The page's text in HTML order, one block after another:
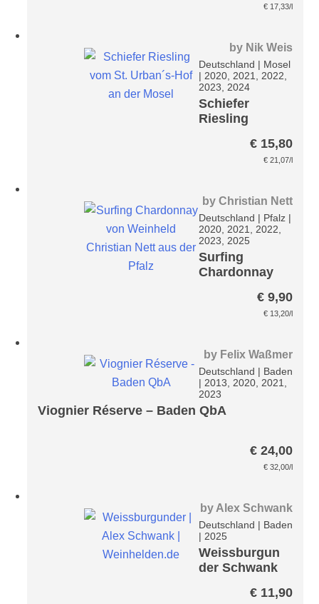
bis
€ 17,33/l
by Nik Weis
Deutschland | Mosel
|2020, 2021, 2022,
2023, 2024
Schiefer
Riesling
€ 15,80
€ 21,07/l
byChristian Nett
Deutschland | Pfalz |
2020, 2021, 2022,
2023, 2025
Surfing
Chardonnay
€ 9,90
€ 13,20/l
by Felix Waßmer
Deutschland | Baden
|2013, 2020, 2021,
2023
Viognier Réserve – Baden QbA
€ 24,00
€ 32,00/l
by Alex Schwank
Deutschland | Baden
|2025
Weissburgun
der Schwank
€ 11,90